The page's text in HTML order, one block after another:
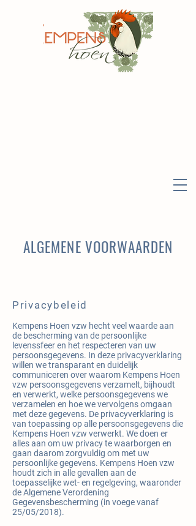
ALGEMENE VOORWAARDEN
Privacybeleid
Kempens Hoen vzw hecht veel waarde aan
de bescherming van de persoonlijke
levenssfeer en het respecteren van uw
persoonsgegevens. In deze privacyverklaring
willen we transparant en duidelijk
communiceren over waarom Kempens Hoen
vzw persoonsgegevens verzamelt, bijhoudt
en verwerkt, welke persoonsgegevens we
verzamelen en hoe we vervolgens omgaan
met deze gegevens. De privacyverklaring is
van toepassing op alle persoonsgegevens die
Kempens Hoen vzw verwerkt. We doen er
alles aan om uw privacy te waarborgen en
gaan daarom zorgvuldig om met uw
persoonlijke gegevens. Kempens Hoen vzw
houdt zich in alle gevallen aan de
toepasselijke wet- en regelgeving, waaronder
de Algemene Verordening
Gegevensbescherming (in voege vanaf
25/05/2018).